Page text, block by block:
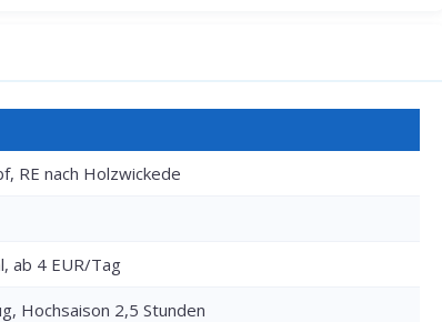
RE nach Holzwickede
ab 4 EUR/Tag
Hochsaison 2,5 Stunden